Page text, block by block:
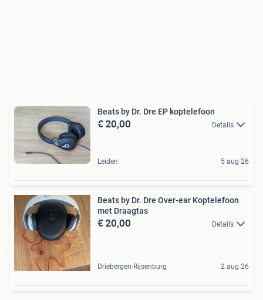
Beats by Dr. Dre EP koptelefoon
€ 20,00 Details
Leiden 5 aug 26
Beats by Dr. Dre Over-ear Koptelefoon
met Draagtas
€ 20,00 Details
Driebergen-Rijsenburg 2 aug 26